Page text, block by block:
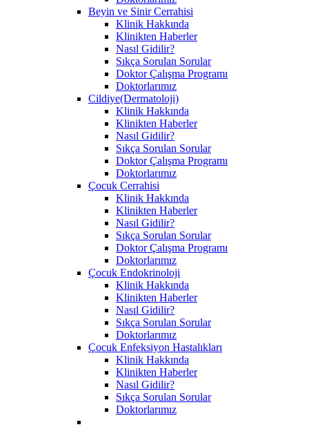
Beyin ve Sinir Cerrahisi
Klinik Hakkında
Klinikten Haberler
Nasıl Gidilir?
Sıkça Sorulan Sorular
Doktor Çalışma Programı
Doktorlarımız
Cildiye(Dermatoloji)
Klinik Hakkında
Klinikten Haberler
Nasıl Gidilir?
Sıkça Sorulan Sorular
Doktor Çalışma Programı
Doktorlarımız
Çocuk Cerrahisi
Klinik Hakkında
Klinikten Haberler
Nasıl Gidilir?
Sıkça Sorulan Sorular
Doktor Çalışma Programı
Doktorlarımız
Çocuk Endokrinoloji
Klinik Hakkında
Klinikten Haberler
Nasıl Gidilir?
Sıkça Sorulan Sorular
Doktorlarımız
Çocuk Enfeksiyon Hastalıkları
Klinik Hakkında
Klinikten Haberler
Nasıl Gidilir?
Sıkça Sorulan Sorular
Doktorlarımız